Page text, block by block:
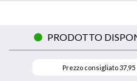
PRODOTTO
Prezzo consigliato37,95